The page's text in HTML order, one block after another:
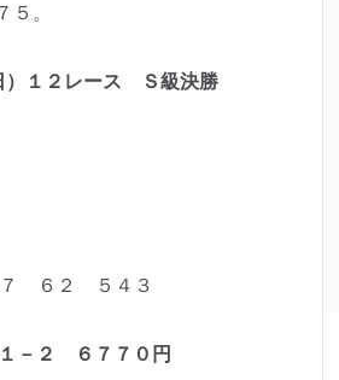
５。
）１２レース Ｓ級決勝
６２ ５４３
－２ ６７７０円